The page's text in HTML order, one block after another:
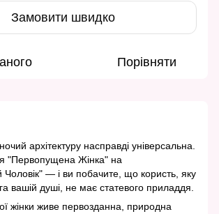
Замовити швидко
Порівняти
архітектуру насправді універсальна.
"Первопущена Жінка" на
— і ви побачите, що користь, яку
вашій душі, не має статевого приладдя.
жінки живе первозданна, природна